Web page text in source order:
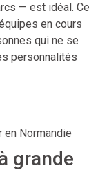
— est idéal. Ce
en cours
qui ne se
personnalités
Normandie
grande